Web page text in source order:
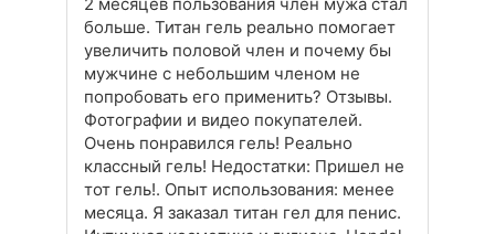
больше. Титан гель реально помогает
увеличить половой член и почему бы
мужчине с небольшим членом не
попробовать его применить? Отзывы.
Фотографии и видео покупателей.
Очень понравился гель! Реально
классный гель! Недостатки: Пришел не
тот гель!. Опыт использования: менее
месяца. Я заказал титан гел для пенис.